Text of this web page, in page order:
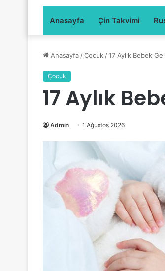
Anasayfa Çin Takvimi
Anasayfa /Çocuk /17 Aylık Bebek
Çocuk
17 Aylık
Admin 1 Ağustos 2026